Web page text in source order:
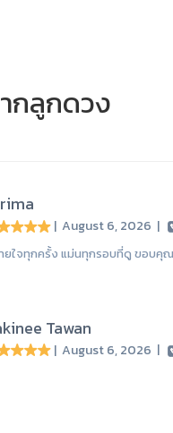
กลูกดวง
| August 6, 2026 |
ยใจทุกครั้ง แม่นทุกรอบที่ดู ขอบคุ
Tawan
| August 6, 2026 |